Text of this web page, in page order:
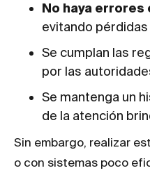
No haya errores
evitando
Se cumplan las
por las
Se mantenga un
de la atención
Sin embargo, realizar
o con sistemas poco